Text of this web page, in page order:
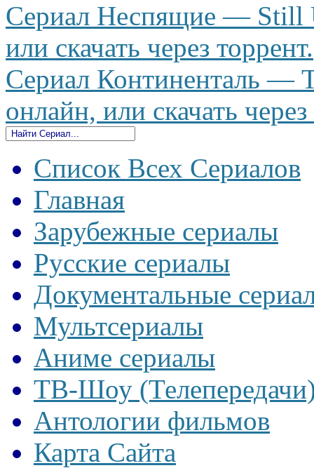
Сериал Неспящие — Still
или скачать через торрент.
Сериал Континенталь —
онлайн, или скачать
Список Всех Сериалов
Главная
Зарубежные сериалы
Русские сериалы
Документальные
Мультсериалы
Аниме сериалы
ТВ-Шоу
Антологии фильмов
Карта Сайта